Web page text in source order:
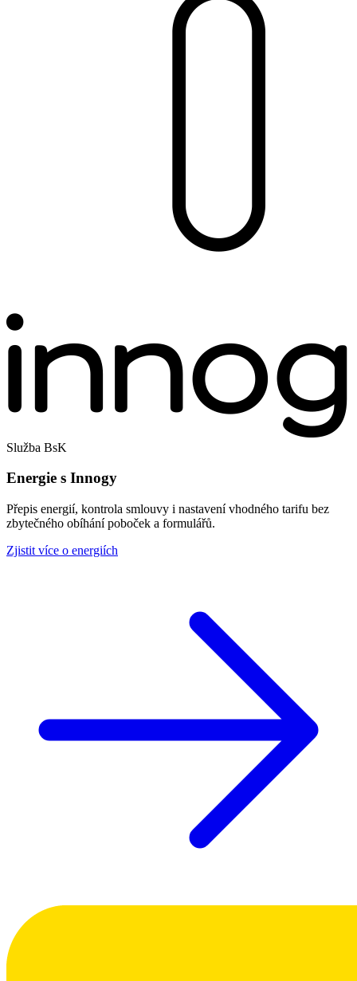
Služba BsK
Energie s Innogy
Přepis energií, kontrola smlouvy i nastavení vhodného tarifu bez
zbytečného obíhání poboček a formulářů.
Zjistit více o energiích